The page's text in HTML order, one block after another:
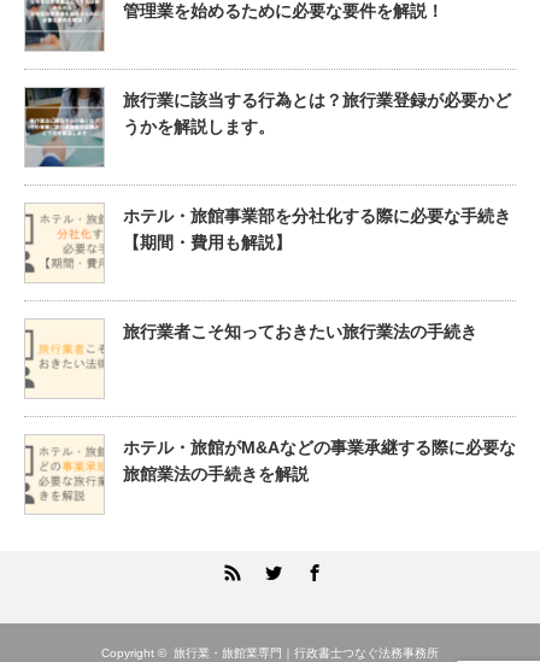
管理業を始めるために必要な要件を解説！
旅行業に該当する行為とは？旅行業登録が必要かど
うかを解説します。
ホテル・旅館事業部を分社化する際に必要な手続き
【期間・費用も解説】
旅行業者こそ知っておきたい旅行業法の手続き
ホテル・旅館がM&Aなどの事業承継する際に必要な
旅館業法の手続きを解説
Facebook
Copyright © 旅行業・旅館業専門｜行政書士つなぐ法務事務所